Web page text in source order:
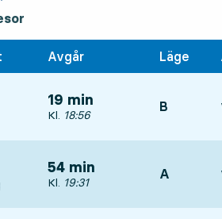
Avgår Läge
19 min
Avgår, Kl. 18:56, om 19 min
Kl. 18:56
LÄGE,
B
54 min
Avgår, Kl. 19:31, om 54 min
Kl. 19:31
LÄGE,
A